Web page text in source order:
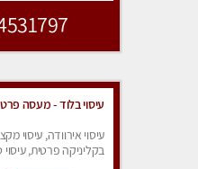
עיסוי בלוד - מעסה
עיסוי אירוודה, עיסוי
בקליניקה פרטית,